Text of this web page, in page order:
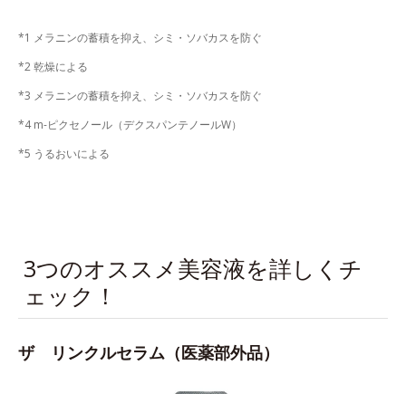
*1 メラニンの蓄積を抑え、シミ・ソバカスを防ぐ
*2 乾燥による
*3 メラニンの蓄積を抑え、シミ・ソバカスを防ぐ
*4 m-ピクセノール（デクスパンテノールW）
*5 うるおいによる
3つのオススメ美容液を詳しくチ
ェック！
ザ リンクルセラム（医薬部外品）